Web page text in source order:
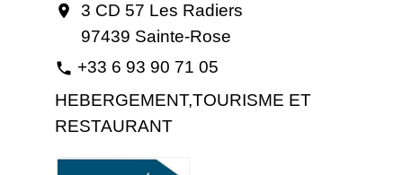
location_on
3 CD 57 Les Radiers
97439 Sainte-Rose
phone +33 6 93 90 71 05
HEBERGEMENT,TOURISME ET
RESTAURANT